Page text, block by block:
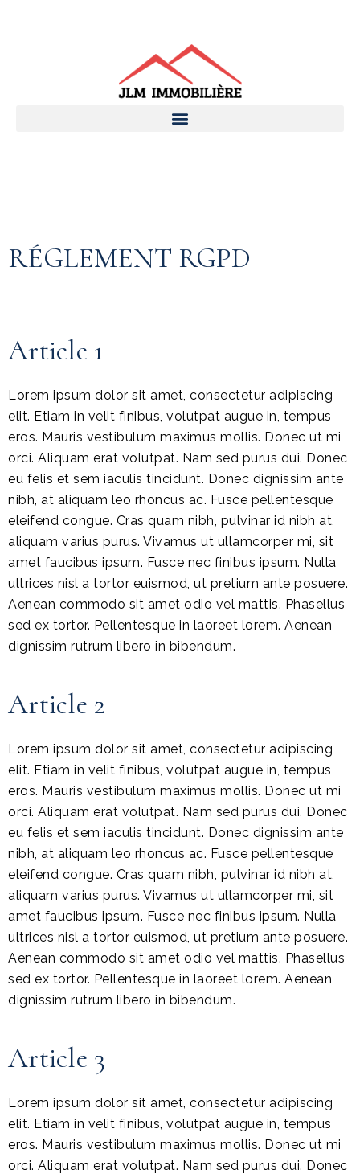
RÉGLEMENT RGPD
Article 1
Lorem ipsum dolor sit amet, consectetur adipiscing
elit. Etiam in velit finibus, volutpat augue in, tempus
eros. Mauris vestibulum maximus mollis. Donec ut mi
orci. Aliquam erat volutpat. Nam sed purus dui. Donec
eu felis et sem iaculis tincidunt. Donec dignissim ante
nibh, at aliquam leo rhoncus ac. Fusce pellentesque
eleifend congue. Cras quam nibh, pulvinar id nibh at,
aliquam varius purus. Vivamus ut ullamcorper mi, sit
amet faucibus ipsum. Fusce nec finibus ipsum. Nulla
ultrices nisl a tortor euismod, ut pretium ante posuere.
Aenean commodo sit amet odio vel mattis. Phasellus
sed ex tortor. Pellentesque in laoreet lorem. Aenean
dignissim rutrum libero in bibendum.
Article 2
Lorem ipsum dolor sit amet, consectetur adipiscing
elit. Etiam in velit finibus, volutpat augue in, tempus
eros. Mauris vestibulum maximus mollis. Donec ut mi
orci. Aliquam erat volutpat. Nam sed purus dui. Donec
eu felis et sem iaculis tincidunt. Donec dignissim ante
nibh, at aliquam leo rhoncus ac. Fusce pellentesque
eleifend congue. Cras quam nibh, pulvinar id nibh at,
aliquam varius purus. Vivamus ut ullamcorper mi, sit
amet faucibus ipsum. Fusce nec finibus ipsum. Nulla
ultrices nisl a tortor euismod, ut pretium ante posuere.
Aenean commodo sit amet odio vel mattis. Phasellus
sed ex tortor. Pellentesque in laoreet lorem. Aenean
dignissim rutrum libero in bibendum.
Article 3
Lorem ipsum dolor sit amet, consectetur adipiscing
elit. Etiam in velit finibus, volutpat augue in, tempus
eros. Mauris vestibulum maximus mollis. Donec ut mi
orci. Aliquam erat volutpat. Nam sed purus dui. Donec